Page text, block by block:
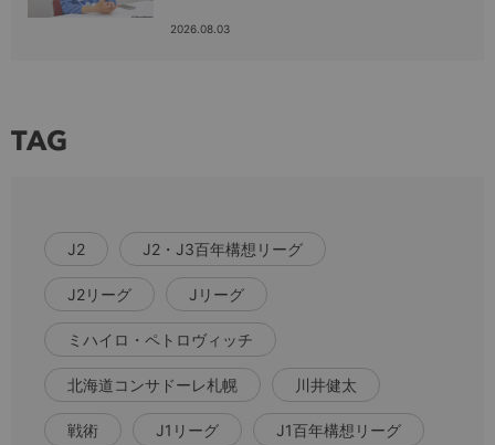
2026.08.03
TAG
J2 J2・J3百年構想リーグ
J2リーグ Jリーグ
ミハイロ・ペトロヴィッチ
北海道コンサドーレ札幌 川井健太
戦術 J1リーグ J1百年構想リーグ